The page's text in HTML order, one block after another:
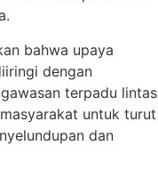
bahwa upaya
dengan
terpadu lintas
untuk turut
dan